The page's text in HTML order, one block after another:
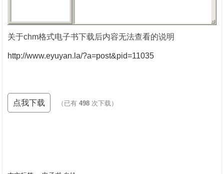
关于chm格式电子书下载后内容无法查看的说明
http://www.eyuyan.la/?a=post&pid=11035
点我下载 （已有498 次下载）